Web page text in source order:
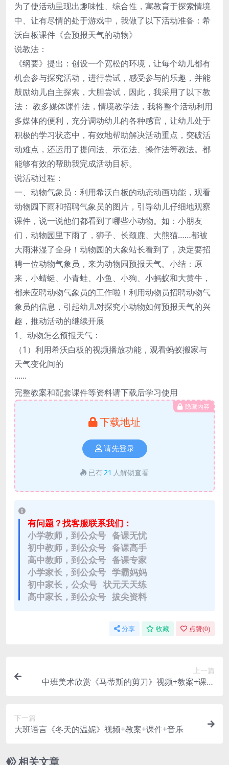
为了使活动呈现出趣味性、综合性，寓教育于探索情境
中、让有尽情的处于游戏中，我做了以下活动准备：希
沃白板课件《会预报天气的动物》
说教法：
《纲要》提出：创设一个宽松的环境，让每个幼儿都有
机会参与探究活动，进行尝试，感受参与的乐趣，并能
鼓励幼儿自主探索，大胆尝试，因此，我采用了以下教
法： 教多媒体课件法，情境教学法，我将整个活动利用
多媒体的便利，充分调动幼儿的各种感官，让幼儿处于
积极的学习状态中，有效地帮助解决活动重点，突破活
动难点，还运用了提问法、示范法、操作法等教法。都
能够有效的帮助我完成活动目标。
说活动过程：
一、动物气象员：利用希沃白板的动态动画功能，观看
动物园下雨和招聘气象员的图片，引导幼儿仔细地观察
课件，说一说他们都看到了哪些小动物。如：小朋友
们，动物园里下雨了，狮子、长颈鹿、大熊猫……都被
大雨淋湿了全身！动物园的大象站长看到了，决定要招
聘一位动物气象员，来为动物园预报天气。小结：原
来，小蜻蜓、小青蛙、小鱼、小狗、小蚂蚁和大黄牛，
都来应聘动物气象员的工作啦！利用动物员招聘动物气
象员的信息，引起幼儿对探究小动物如何预报天气的兴
趣，推动活动的继续开展
1、动物怎么预报天气：
（1）利用希沃白板的视频播放功能，观看蚂蚁搬家与
天气变化间的
······
完整教案和配套课件等资料请下载后学习使用
隐藏内容
下载地址
请先登录
已有21 人解锁查看
有问题？找客服联系我们：
小学教师，到公众号 备课无忧
初中教师，到公众号 备课高手
高中教师，到公众号 备课专家
小学家长，到公众号 学霸妈妈
初中家长，公众号 状元天天练
高中家长，到公众号 拔尖资料
分享 收藏 点赞(0)
上一篇
中班美术欣赏《马蒂斯的剪刀》视频+教案+课件
下一篇
大班语言《冬天的温妮》视频+教案+课件+音乐
相关文章